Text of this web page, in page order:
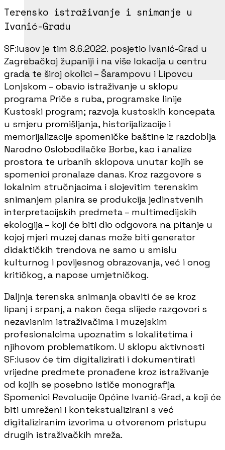
Terensko istraživanje i snimanje u
Ivanić-Gradu
SF:iusov je tim 8.6.2022. posjetio Ivanić-Grad u
Zagrebačkoj županiji i na više lokacija u centru
grada te široj okolici – Šarampovu i Lipovcu
Lonjskom – obavio istraživanje u sklopu
programa Priče s ruba, programske linije
Kustoski program; razvoja kustoskih koncepata
u smjeru promišljanja, historijalizacije i
memorijalizacije spomeničke baštine iz razdoblja
Narodno Oslobodilačke Borbe, kao i analize
prostora te urbanih sklopova unutar kojih se
spomenici pronalaze danas. Kroz razgovore s
lokalnim stručnjacima i slojevitim terenskim
snimanjem planira se produkcija jedinstvenih
interpretacijskih predmeta – multimedijskih
ekologija – koji će biti dio odgovora na pitanje u
kojoj mjeri muzej danas može biti generator
didaktičkih trendova ne samo u smislu
kulturnog i povijesnog obrazovanja, već i onog
kritičkog, a napose umjetničkog.
Daljnja terenska snimanja obaviti će se kroz
lipanj i srpanj, a nakon čega slijede razgovori s
nezavisnim istraživačima i muzejskim
profesionalcima upoznatim s lokalitetima i
njihovom problematikom. U sklopu aktivnosti
SF:iusov će tim digitalizirati i dokumentirati
vrijedne predmete pronađene kroz istraživanje
od kojih se posebno ističe monografija
Spomenici Revolucije Općine Ivanić-Grad, a koji će
biti umreženi i kontekstualizirani s već
digitaliziranim izvorima u otvorenom pristupu
drugih istraživačkih mreža.